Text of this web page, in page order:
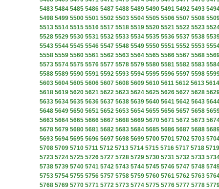
5483 5484 5485 5486 5487 5488 5489 5490 5491 5492 5493
5498 5499 5500 5501 5502 5503 5504 5505 5506 5507 5508
5513 5514 5515 5516 5517 5518 5519 5520 5521 5522 5523
5528 5529 5530 5531 5532 5533 5534 5535 5536 5537 5538
5543 5544 5545 5546 5547 5548 5549 5550 5551 5552 5553
5558 5559 5560 5561 5562 5563 5564 5565 5566 5567 5568
5573 5574 5575 5576 5577 5578 5579 5580 5581 5582 5583
5588 5589 5590 5591 5592 5593 5594 5595 5596 5597 5598
5603 5604 5605 5606 5607 5608 5609 5610 5611 5612 5613 5614
5618 5619 5620 5621 5622 5623 5624 5625 5626 5627 5628
5633 5634 5635 5636 5637 5638 5639 5640 5641 5642 5643
5648 5649 5650 5651 5652 5653 5654 5655 5656 5657 5658
5663 5664 5665 5666 5667 5668 5669 5670 5671 5672 5673
5678 5679 5680 5681 5682 5683 5684 5685 5686 5687 5688
5693 5694 5695 5696 5697 5698 5699 5700 5701 5702 5703
5708 5709 5710 5711 5712 5713 5714 5715 5716 5717 5718 5719
5723 5724 5725 5726 5727 5728 5729 5730 5731 5732 5733
5738 5739 5740 5741 5742 5743 5744 5745 5746 5747 5748
5753 5754 5755 5756 5757 5758 5759 5760 5761 5762 5763
5768 5769 5770 5771 5772 5773 5774 5775 5776 5777 5778